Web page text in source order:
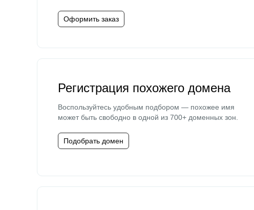
Оформить заказ
Регистрация похожего домена
Воспользуйтесь удобным подбором — похожее имя
может быть свободно в одной из 700+ доменных зон.
Подобрать домен